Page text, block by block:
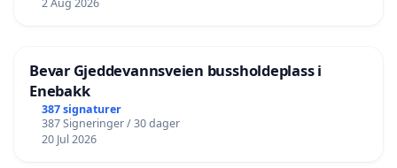
2 Aug 2026
Bevar Gjeddevannsveien bussholdeplass i
Enebakk
387 signaturer
387 Signeringer / 30 dager
20 Jul 2026